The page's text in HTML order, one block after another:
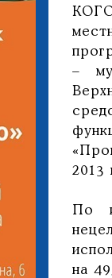
–
2013
По
на